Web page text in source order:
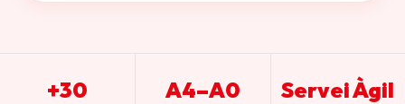
+30 A4–A0 Servei Àgil